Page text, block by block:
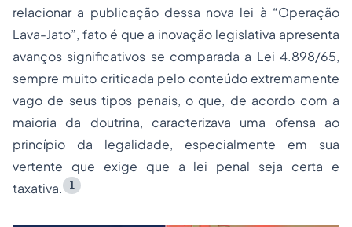
relacionar a publicação dessa nova lei à “Operação
Lava-Jato”, fato é que a inovação legislativa apresenta
avanços significativos se comparada a Lei 4.898/65,
sempre muito criticada pelo conteúdo extremamente
vago de seus tipos penais, o que, de acordo com a
maioria da doutrina, caracterizava uma ofensa ao
princípio da legalidade, especialmente em sua
vertente que exige que a lei penal seja certa e
taxativa.
1